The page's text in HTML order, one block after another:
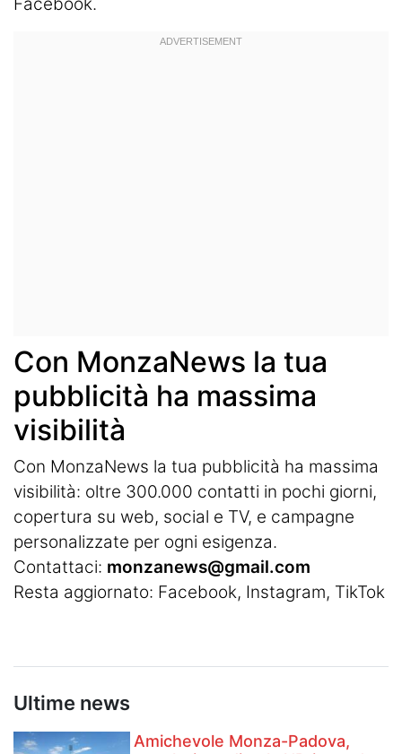
Con MonzaNews la tua
pubblicità ha massima
visibilità
Con MonzaNews la tua pubblicità ha massima
visibilità: oltre 300.000 contatti in pochi giorni,
copertura su web, social e TV, e campagne
personalizzate per ogni esigenza.
Contattaci: monzanews@gmail.com
Resta aggiornato: Facebook, Instagram, TikTok
Ultime news
Amichevole Monza-Padova,